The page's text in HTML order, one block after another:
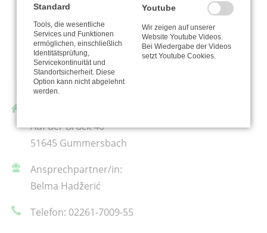
Auf der Brück 46
51645 Gummersbach
Ansprechpartner/in:
Belma Hadžerić
Telefon: 02261-7009-55
Standard
Tools, die wesentliche
Services und Funktionen
ermöglichen, einschließlich
Identitätsprüfung,
Servicekontinuität und
Standortsicherheit. Diese
Option kann nicht abgelehnt
werden.
Youtube
Wir zeigen auf unserer
Website Youtube Videos.
Bei Wiedergabe der Videos
setzt Youtube Cookies.